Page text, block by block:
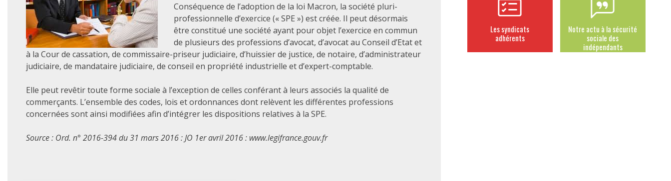
Conséquence de l’adoption de la loi Macron, la société pluri-
professionnelle d’exercice (« SPE ») est créée. Il peut désormais
être constitué une société ayant pour objet l’exercice en commun
de plusieurs des professions d’avocat, d’avocat au Conseil d’Etat et
à la Cour de cassation, de commissaire-priseur judiciaire, d’huissier de justice, de notaire, d’administrateur
judiciaire, de mandataire judiciaire, de conseil en propriété industrielle et d’expert-comptable.
Elle peut revêtir toute forme sociale à l’exception de celles conférant à leurs associés la qualité de
commerçants. L’ensemble des codes, lois et ordonnances dont relèvent les différentes professions
concernées sont ainsi modifiées afin d’intégrer les dispositions relatives à la SPE.
Source : Ord. n° 2016-394 du 31 mars 2016 : JO 1er avril 2016 : www.legifrance.gouv.fr
Les syndicats
adhérents
Notre actu à la sécurité
sociale des
indépendants